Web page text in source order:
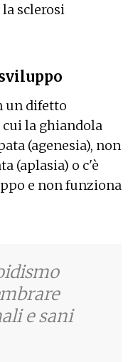
sclerosi
un difetto
la ghiandola
(agenesia), non
(aplasia) o c'è
e non funziona
e sani